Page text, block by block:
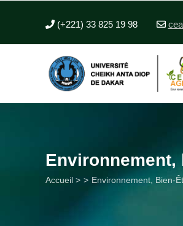
(+221) 33 825 19 98
Environnement,
Fil
Accueil > Environnement, Bien-